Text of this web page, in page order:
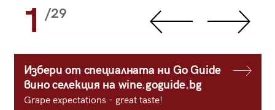
1 /29
Избери от специалната ни Go Guide
вино селекция на wine.goguide.bg
Grape expectations - great taste!